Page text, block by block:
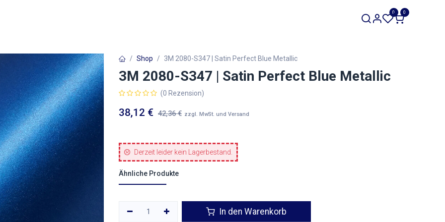
0 0
Shop 3M 2080-S347 | Satin Perfect Blue Metallic
3M 2080-S347 | Satin Perfect Blue Metallic
(0 Rezension)
38,12 € 42,36€ zzgl. MwSt. und Versand
Derzeit leider kein Lagerbestand.
Ähnliche Produkte
In den Warenkorb